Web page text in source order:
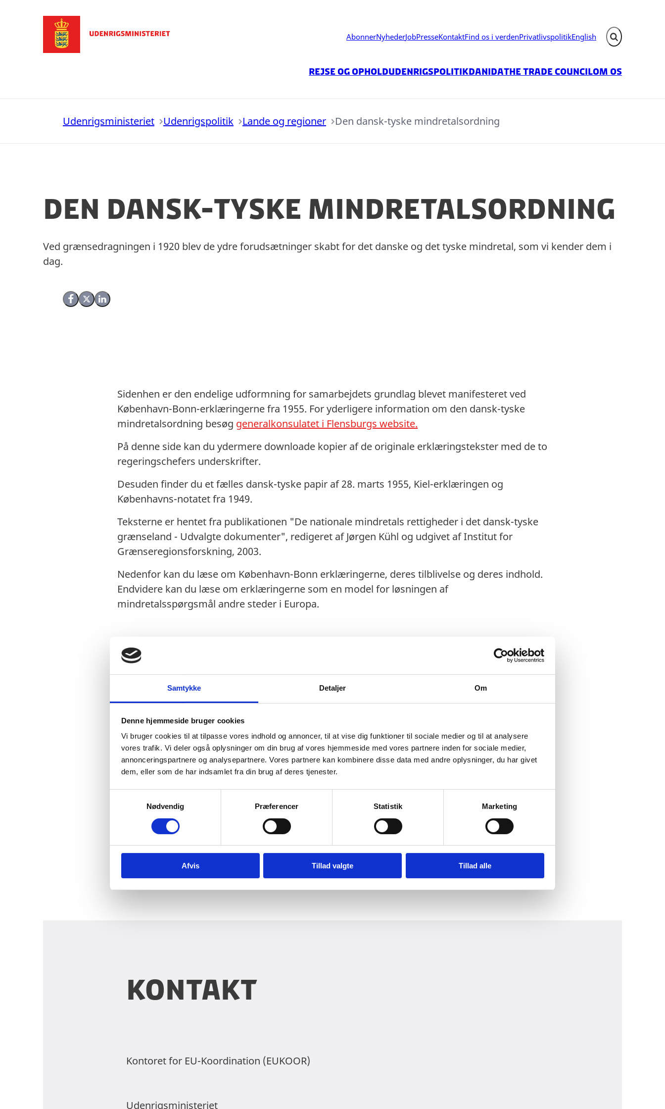
Samtykke Detaljer Om
Denne hjemmeside bruger cookies
Vi bruger cookies til at tilpasse vores indhold og annoncer, til at vise dig funktioner til sociale medier og til at analysere
vores trafik. Vi deler også oplysninger om din brug af vores hjemmeside med vores partnere inden for sociale medier,
annonceringspartnere og analysepartnere. Vores partnere kan kombinere disse data med andre oplysninger, du har givet
dem, eller som de har indsamlet fra din brug af deres tjenester.
v
Nødvendig Præferencer Statistik Marketing
Afvis Tillad valgte Tillad alle
AbonnerNyhederJobPresseKontaktFind os i verdenPrivatlivspolitikEnglish Fold søgefelt ud
Rejse og opholdUdenrigspolitikDanidaThe Trade CouncilOm os
Udenrigsministeriet Udenrigspolitik Lande og regioner Den dansk-tyske mindretalsordning
Den dansk-tyske mindretalsordning
Del på Facebook
Del på X (Twitter)
Del på LinkedIn
Ved grænsedragningen i 1920 blev de ydre forudsætninger skabt for det danske og det tyske mindretal, som vi kender dem i
dag.
Sidenhen er den endelige udformning for samarbejdets grundlag blevet manifesteret ved
København-Bonn-erklæringerne fra 1955. For yderligere information om den dansk-tyske
mindretalsordning besøg generalkonsulatet i Flensburgs website.
På denne side kan du ydermere downloade kopier af de originale erklæringstekster med de to
regeringschefers underskrifter.
Desuden finder du et fælles dansk-tyske papir af 28. marts 1955, Kiel-erklæringen og
Københavns-notatet fra 1949.
Teksterne er hentet fra publikationen "De nationale mindretals rettigheder i det dansk-tyske
grænseland - Udvalgte dokumenter", redigeret af Jørgen Kühl og udgivet af Institut for
Grænseregionsforskning, 2003.
Nedenfor kan du læse om København-Bonn erklæringerne, deres tilblivelse og deres indhold.
Endvidere kan du læse om erklæringerne som en model for løsningen af
mindretalsspørgsmål andre steder i Europa.
Erklæringerne
København-erklæringen
Bonn-erklæringen
Øvrige tekster
Københavns-notatet
Fælles dansk-tysk-erklæring af 29. marts 2005
Fælles ministererklæring om vækst og erhvervsudvikling i det dansk-tyske grænseland af 24.
april 2015
Dansk-tysk venskabserklæring af 16. marts 2021
Kontakt
Kontoret for EU-Koordination (EUKOOR)
Udenrigsministeriet